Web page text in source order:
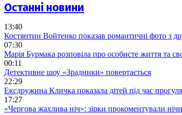
Останні новини
13:40
Костянтин Войтенко показав романтичні фото з
07:30
Марія Бурмака розповіла про особисте життя та
00:11
Детективне шоу «Зрадники» повертається
22:29
Ексдружина Кличка показала дітей під час
17:27
«Чергова жахлива ніч»: зірки прокоментували